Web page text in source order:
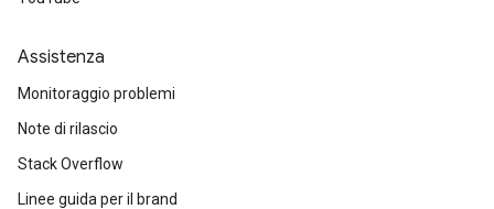
Assistenza
Monitoraggio problemi
Note di rilascio
Stack Overflow
Linee guida per il brand